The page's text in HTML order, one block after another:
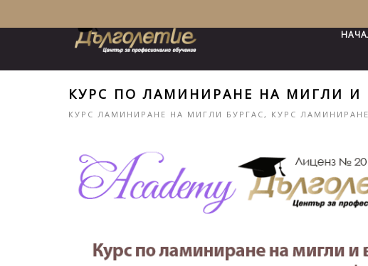
КУРС ПО ЛАМИНИРАНЕ НА МИГЛИ
КУРС ЛАМИНИРАНЕ НА МИГЛИ БУРГАС, КУРС